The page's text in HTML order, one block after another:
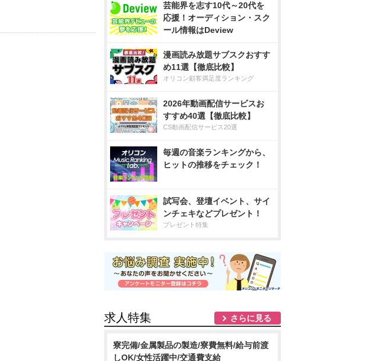
芸能界を志す10代～20代を
応援！オーディション・スク
ール情報はDeview
漫画読み放題サブスクおすす
め11選【徹底比較】
オリコン顧客満足度ランキング
2026年動画配信サービスお
すすめ40選【徹底比較】
CS動画配信サービス20選
毎週の音楽ランキングから、
ヒットの推移をチェック！
試写会、登壇イベント、サイ
ンチェキなどプレゼント！
プレゼント特集
求人特集 さらに見る
寮完備/金属製品の製造/寮費無料/給与前渡
しOK/女性活躍中/交通費支給